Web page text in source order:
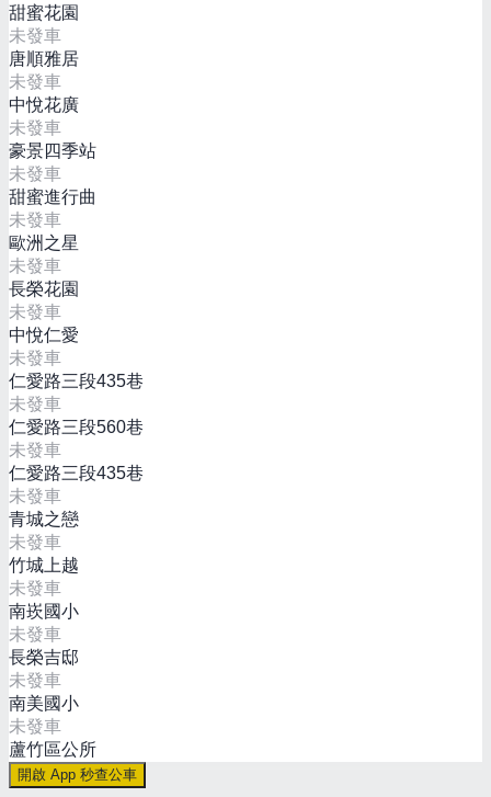
甜蜜花園
未發車
唐順雅居
未發車
中悅花廣
未發車
豪景四季站
未發車
甜蜜進行曲
未發車
歐洲之星
未發車
長榮花園
未發車
中悅仁愛
未發車
仁愛路三段435巷
未發車
仁愛路三段560巷
未發車
仁愛路三段435巷
未發車
青城之戀
未發車
竹城上越
未發車
南崁國小
未發車
長榮吉邸
未發車
南美國小
未發車
蘆竹區公所
開啟 App 秒查公車